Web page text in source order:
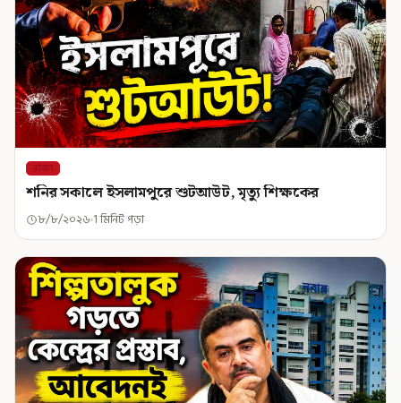
রাজ্য
শনির সকালে ইসলামপুরে শুটআউট, মৃত্যু শিক্ষকের
৮/৮/২০২৬ 1 মিনিট পড়া